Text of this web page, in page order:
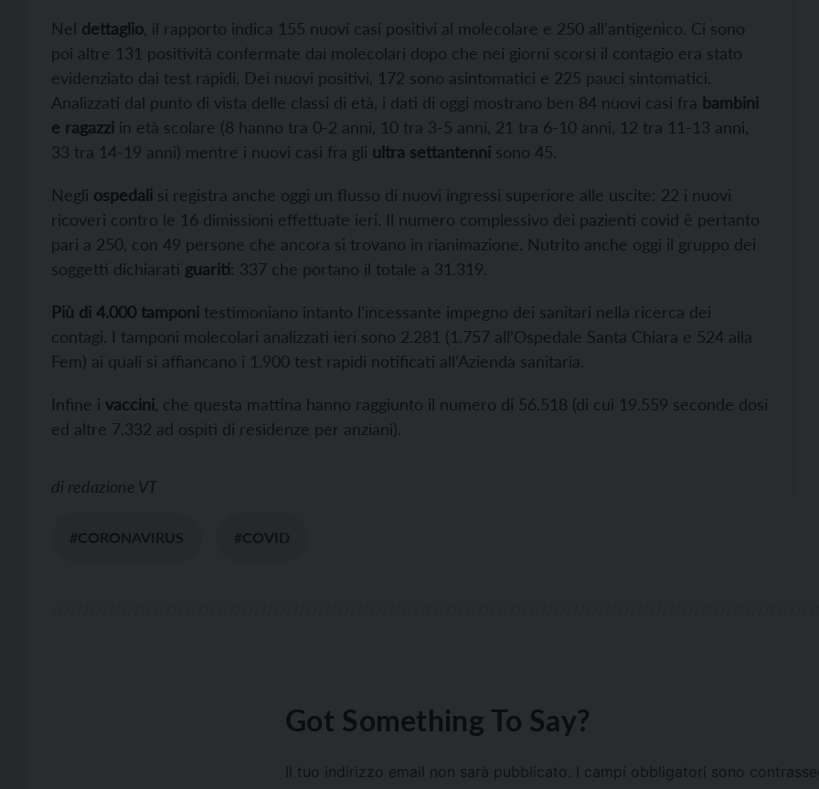
Nel dettaglio, il rapporto indica 155 nuovi casi positivi al molecolare e 250 all’antigenico. Ci sono
poi altre 131 positività confermate dai molecolari dopo che nei giorni scorsi il contagio era stato
evidenziato dai test rapidi. Dei nuovi positivi, 172 sono asintomatici e 225 pauci sintomatici.
Analizzati dal punto di vista delle classi di età, i dati di oggi mostrano ben 84 nuovi casi fra bambini
e ragazzi in età scolare (8 hanno tra 0-2 anni, 10 tra 3-5 anni, 21 tra 6-10 anni, 12 tra 11-13 anni,
33 tra 14-19 anni) mentre i nuovi casi fra gli ultra settantenni sono 45.
Negli ospedali si registra anche oggi un flusso di nuovi ingressi superiore alle uscite: 22 i nuovi
ricoveri contro le 16 dimissioni effettuate ieri. Il numero complessivo dei pazienti covid è pertanto
pari a 250, con 49 persone che ancora si trovano in rianimazione. Nutrito anche oggi il gruppo dei
soggetti dichiarati guariti: 337 che portano il totale a 31.319.
Più di 4.000 tamponi testimoniano intanto l’incessante impegno dei sanitari nella ricerca dei
contagi. I tamponi molecolari analizzati ieri sono 2.281 (1.757 all’Ospedale Santa Chiara e 524 alla
Fem) ai quali si affiancano i 1.900 test rapidi notificati all’Azienda sanitaria.
Infine i vaccini, che questa mattina hanno raggiunto il numero di 56.518 (di cui 19.559 seconde dosi
ed altre 7.332 ad ospiti di residenze per anziani).
di redazione VT
#CORONAVIRUS #COVID
Got Something To Say?
Il tuo indirizzo email non sarà pubblicato. I campi obbligatori sono